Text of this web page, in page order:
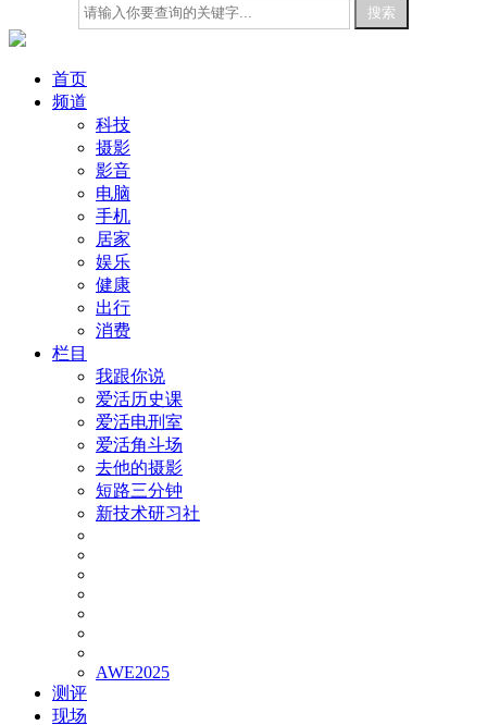
首页
频道
科技
摄影
影音
电脑
手机
居家
娱乐
健康
出行
消费
栏目
我跟你说
爱活历史课
爱活电刑室
爱活角斗场
去他的摄影
短路三分钟
新技术研习社
AWE2025
测评
现场